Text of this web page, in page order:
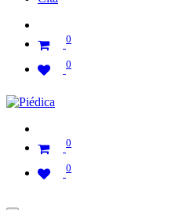
0
0
0
0